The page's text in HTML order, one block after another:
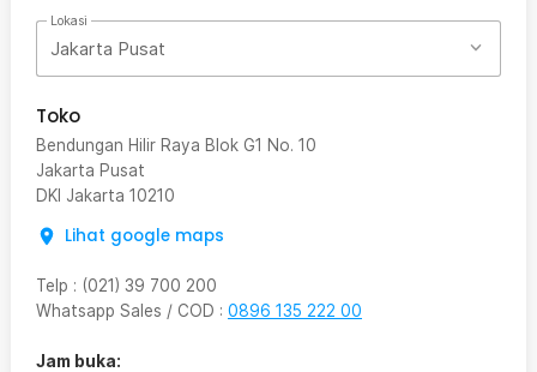
Lokasi
Jakarta Pusat
Toko
Bendungan Hilir Raya Blok G1 No. 10
Jakarta Pusat
DKI Jakarta 10210
Lihat google maps
Telp : (021) 39 700 200
Whatsapp Sales / COD : 0896 135 222 00
Jam buka: